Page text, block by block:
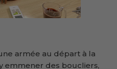
armée au départ à la
emmener des boucliers,